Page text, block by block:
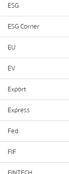
ESG
ESG Corner
EU
EV
Export
Express
Fed
FIF